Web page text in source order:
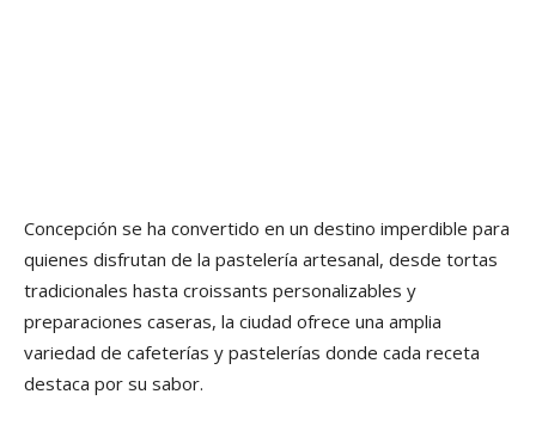
Concepción se ha convertido en un destino imperdible para
quienes disfrutan de la pastelería artesanal, desde tortas
tradicionales hasta croissants personalizables y
preparaciones caseras, la ciudad ofrece una amplia
variedad de cafeterías y pastelerías donde cada receta
destaca por su sabor.